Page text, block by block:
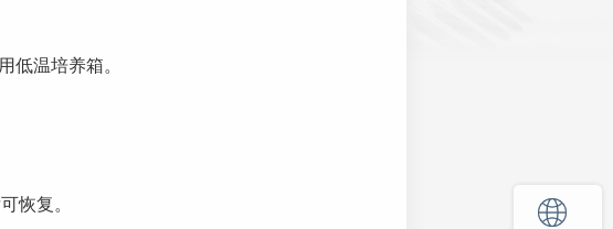
低温培养箱。
恢复。